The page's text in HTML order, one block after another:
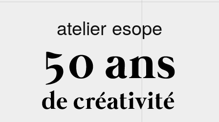
atelier esope